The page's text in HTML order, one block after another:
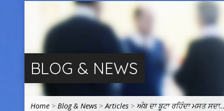
BLOG & NEWS
Home > Blog & News > Articles > ਅੰਬ ਦਾ ਬੂਟਾ ਰਹਿੰਦਾ ਮਸਤ